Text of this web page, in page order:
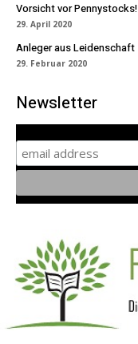
Vorsicht vor Pennystocks!
29. April 2020
Anleger aus Leidenschaft
29. Februar 2020
Newsletter